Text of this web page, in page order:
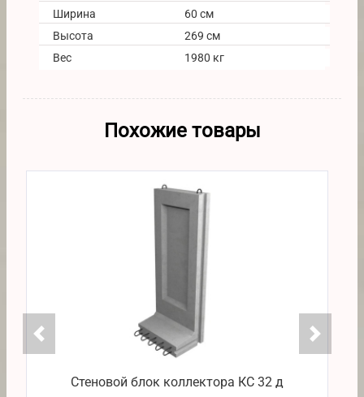
Ширина
60 см
Высота
269 см
Вес
1980 кг
Похожие товары
Стеновой блок коллектора КС 32 д